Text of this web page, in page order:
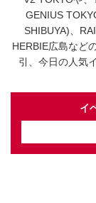
GENIUS
SHIBUYA)、
HERBIE広島など
引、今日の人気
イ